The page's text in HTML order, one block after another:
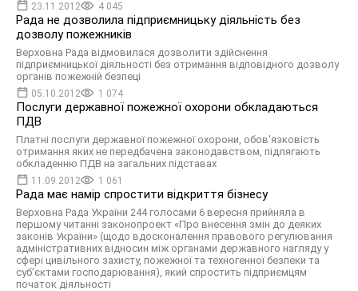
23.11.2012 4 045
Рада не дозволила підприємницьку діяльність без
дозволу пожежників
Верховна Рада відмовилася дозволити здійснення
підприємницької діяльності без отримання відповідного дозволу
органів пожежній безпеці
05.10.2012 1 074
Послуги державної пожежної охорони обкладаються
ПДВ
Платні послуги державної пожежної охорони, обов'язковість
отримання яких не передбачена законодавством, підлягають
обкладенню ПДВ на загальних підставах
11.09.2012 1 061
Рада має намір спростити відкриття бізнесу
Верховна Рада України 244 голосами 6 вересня прийняла в
першому читанні законопроект «Про внесення змін до деяких
законів України» (щодо вдосконалення правового регулювання
адміністративних відносин між органами державного нагляду у
сфері цивільного захисту, пожежної та техногенної безпеки та
суб'єктами господарювання), який спростить підприємцям
початок діяльності